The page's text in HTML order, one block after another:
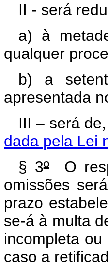
II - será
a) à
qualquer
b) a
apresentada
III – será
dada pela Lei
§ 3ºO
omissões
prazo
se-á à multa
incompleta
caso a